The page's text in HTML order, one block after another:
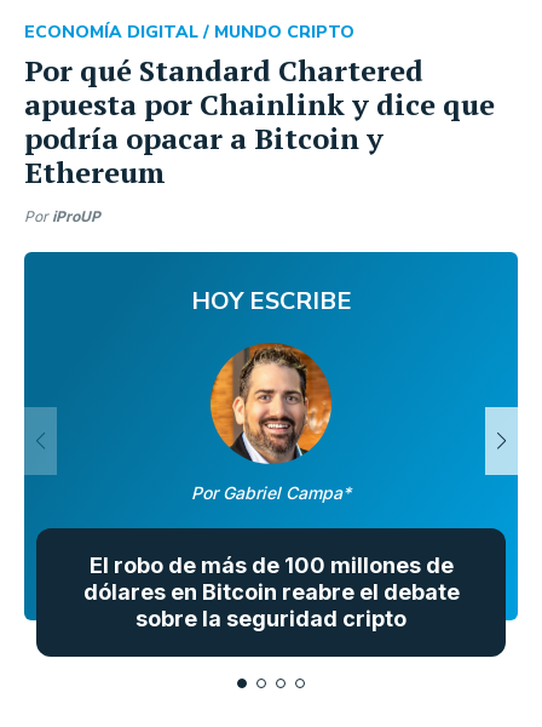
Por qué Standard Chartered
apuesta por Chainlink y dice que
podría opacar a Bitcoin y
Ethereum
ECONOMÍA DIGITAL / MUNDO CRIPTO
Por iProUP
El robo de más de 100 millones de
dólares en Bitcoin reabre el debate
sobre la seguridad cripto
HOY ESCRIBE
Por Gabriel Campa*